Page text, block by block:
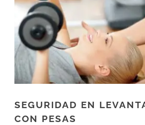
SEGURIDAD EN
CON PESAS